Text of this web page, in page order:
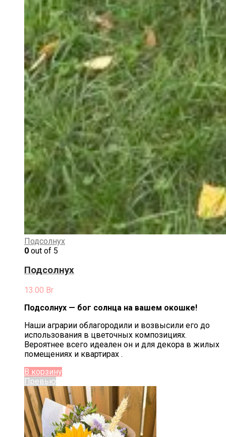
Подсолнух
0 out of 5
Подсолнух
13.00 Br
Подсолнух — бог солнца на вашем окошке!
Наши аграрии облагородили и возвысили его до
использования в цветочных композициях.
Вероятнее всего идеален он и для декора в жилых
помещениях и квартирах .
В корзину
Превью